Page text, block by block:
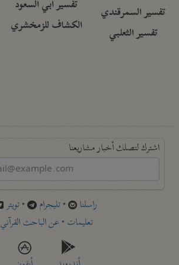
تفسير السمرقندي
تفسير الثعلبي
تفسير أبي السعود
الكشاف للزمخشري
اشترك لتصلك أخبار مشاريعنا
راسلنا •تليجرام •تويتر
تعليمات •عن الباحث القرآني